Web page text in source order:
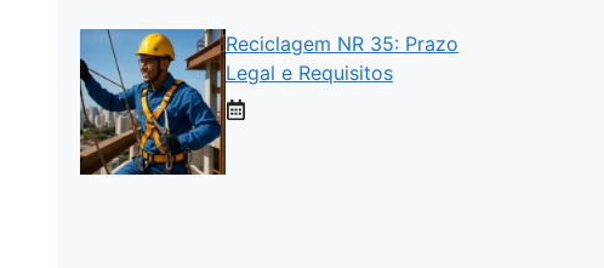
Reciclagem NR 35: Prazo
Legal e Requisitos